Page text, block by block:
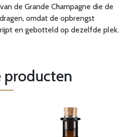
de Grande Champagne die de
dragen, omdat de opbrengst
en gebotteld op dezelfde plek.
producten